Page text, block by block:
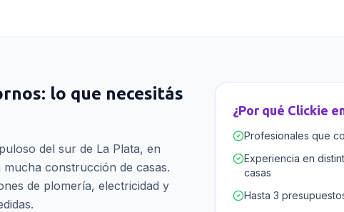
: lo que necesitás
del sur de La Plata, en
construcción de casas.
de plomería, electricidad y
¿Por qué Clickie
Profesionales que
Experiencia en
casas
Hasta 3